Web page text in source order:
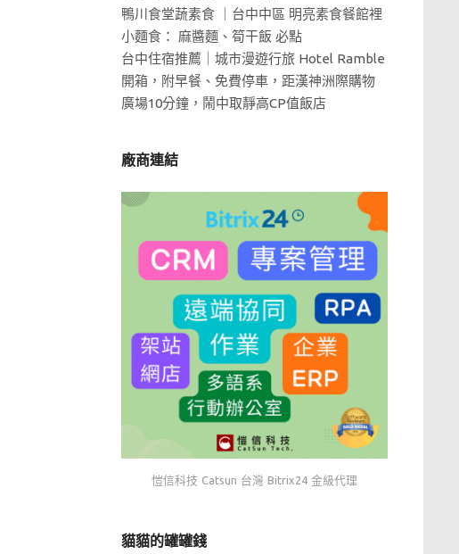
鴨川食堂蔬素食 ｜台中中區 明亮素食餐館裡
小麵食： 麻醬麵、筍干飯 必點
台中住宿推薦｜城市漫遊行旅 Hotel Ramble
開箱，附早餐、免費停車，距漢神洲際購物
廣場10分鐘，鬧中取靜高CP值飯店
廠商連結
愷信科技 Catsun 台灣 Bitrix24 金級代理
貓貓的罐罐錢